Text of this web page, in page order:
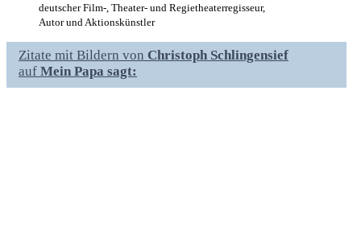
deutscher Film-, Theater- und Regietheaterregisseur,
Autor und Aktionskünstler
Zitate mit Bildern von Christoph Schlingensief
auf Mein Papa sagt: